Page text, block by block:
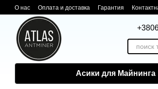
Перейти к основному контенту
О нас Оплата и доставка Гарантия
Асики для Майнинга